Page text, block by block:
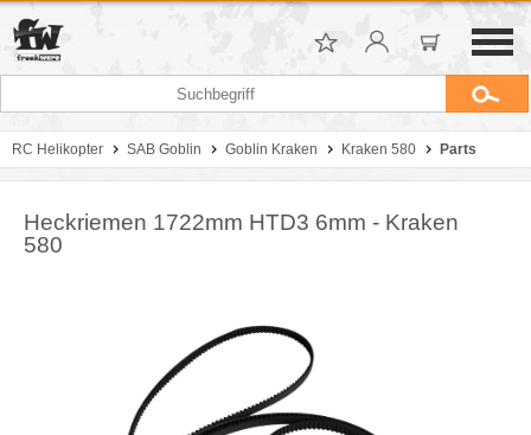
RC Helikopter SAB Goblin Goblin Kraken Kraken 580 Parts
Heckriemen 1722mm HTD3 6mm - Kraken
580